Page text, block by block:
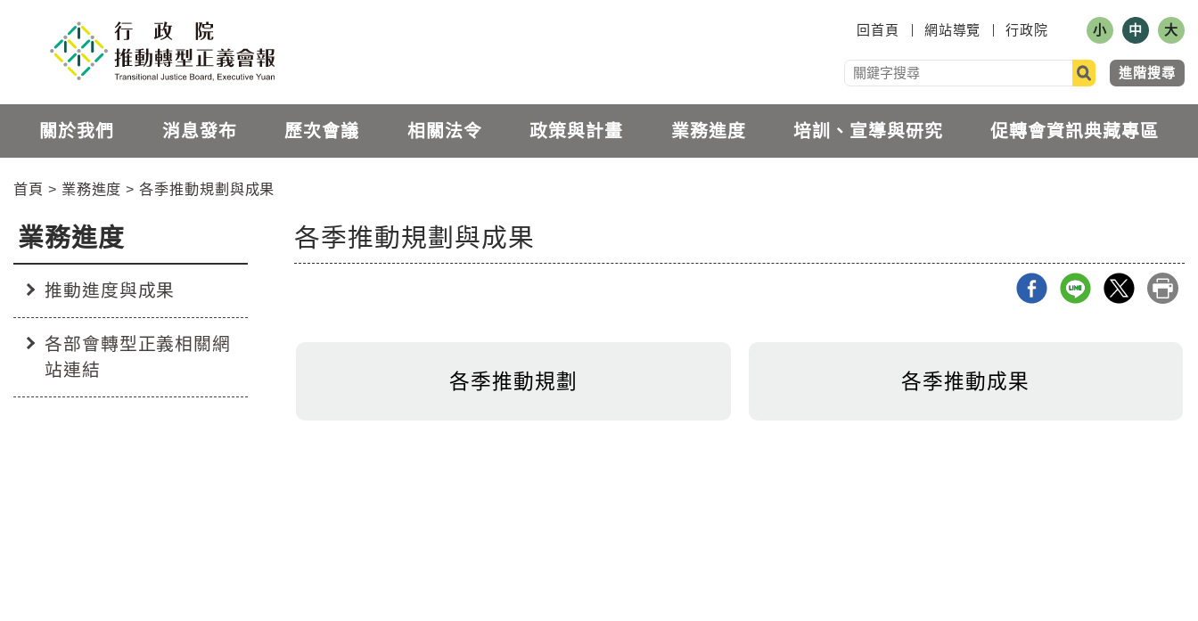
內
Go
Center
block
內
回首頁 網站導覽 行政院 小 中 大
進階搜尋
關於我們 消息發布 歷次會議 相關法令 政策與計畫 業務進度 培訓、宣導與研究 促轉會資訊典藏專區
首頁 業務進度 各季推動規劃與成果
業務進度
推動進度與成果
各部會轉型正義相關網
站連結
各季推動規劃與成果
各季推動規劃 各季推動成果